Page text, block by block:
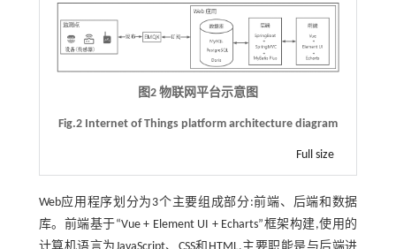
图2 物联网平台示意图
Fig.2 Internet of Things platform architecture diagram
Full size
Web应用程序划分为3个主要组成部分:前端、后端和数据
库。前端基于“Vue + Element UI + Echarts”框架构建,使用的